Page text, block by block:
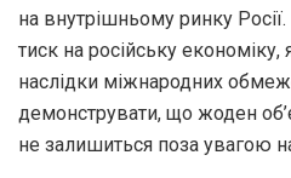
на внутрішньому ринку
тиск на російську
наслідки міжнародних
демонструвати, що жоден
не залишиться поза увагою